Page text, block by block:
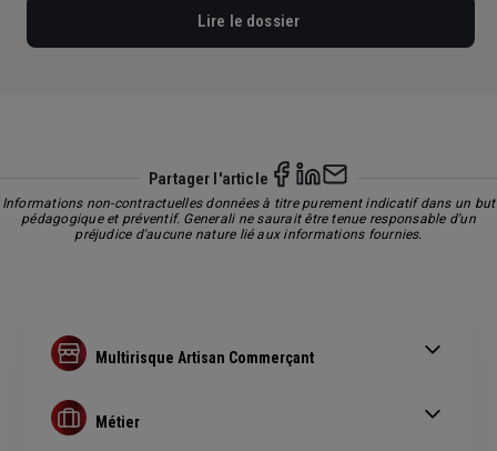
Lire le dossier
Partager l'article
Informations non-contractuelles données à titre purement indicatif dans un but
pédagogique et préventif. Generali ne saurait être tenue responsable d'un
préjudice d'aucune nature lié aux informations fournies.
Multirisque Artisan Commerçant
Mentions obligatoires d'une carte de restaurant
Fleuriste : choix de son local
Métier